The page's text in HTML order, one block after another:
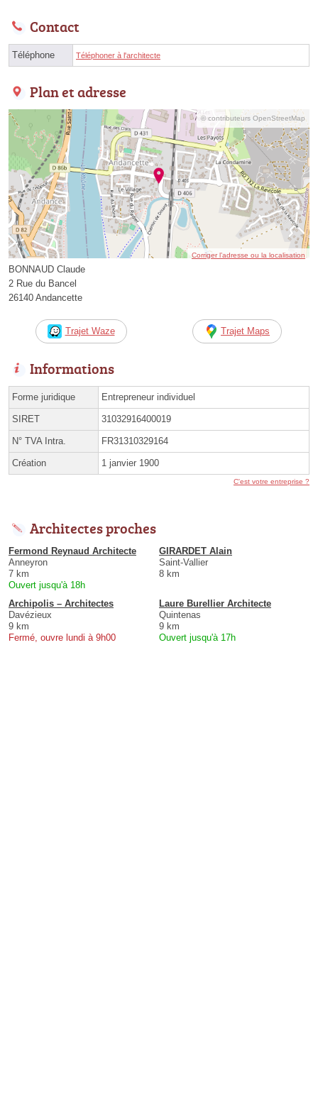
Contact
Téléphone Téléphoner à l'architecte
Plan et adresse
© contributeurs OpenStreetMap
Corriger l’adresse ou la localisation
BONNAUD Claude
2 Rue du Bancel
26140 Andancette
Trajet Waze Trajet Maps
Informations
Forme juridique Entrepreneur individuel
SIRET 31032916400019
N° TVA Intra. FR31310329164
Création 1 janvier 1900
C'est votre entreprise ?
Architectes proches
Fermond Reynaud Architecte
Anneyron
7 km
Ouvert jusqu'à 18h
GIRARDET Alain
Saint-Vallier
8 km
Archipolis – Architectes
Davézieux
9 km
Fermé, ouvre lundi à 9h00
Laure Burellier Architecte
Quintenas
9 km
Ouvert jusqu'à 17h